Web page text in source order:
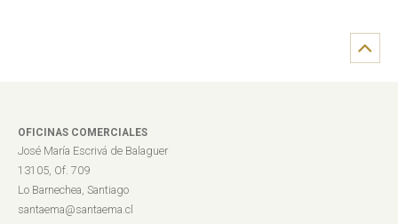
OFICINAS COMERCIALES
José María Escrivá de Balaguer
13105, Of. 709
Lo Barnechea, Santiago
santaema@santaema.cl